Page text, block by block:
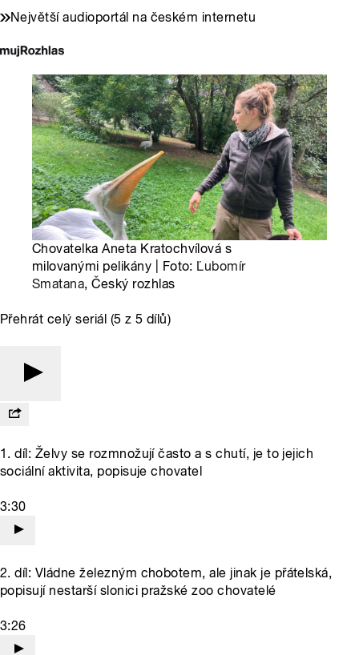
Největší audioportál na českém internetu
Chovatelka Aneta Kratochvílová s
milovanými pelikány | Foto: Ľubomír
Smatana, Český rozhlas
Přehrát celý seriál (5 z 5 dílů)
1. díl: Želvy se rozmnožují často a s chutí, je to jejich
sociální aktivita, popisuje chovatel
3:30
2. díl: Vládne železným chobotem, ale jinak je přátelská,
popisují nestarší slonici pražské zoo chovatelé
3:26